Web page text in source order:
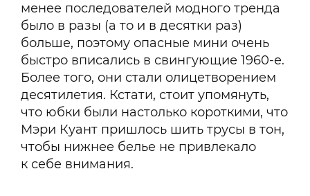
менее последователей модного тренда
было в разы (а то и в десятки раз)
больше, поэтому опасные мини очень
быстро вписались в свингующие 1960-е.
Более того, они стали олицетворением
десятилетия. Кстати, стоит упомянуть,
что юбки были настолько короткими, что
Мэри Куант пришлось шить трусы в тон,
чтобы нижнее белье не привлекало
к себе внимания.